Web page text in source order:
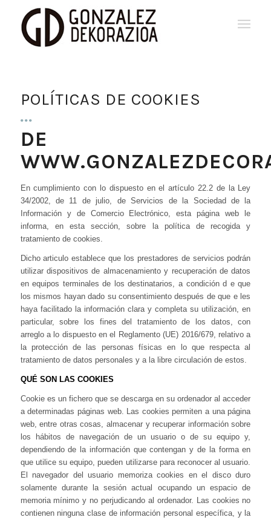
POLÍTICAS DE COOKIES
DE
En cumplimiento con lo dispuesto en el artículo 22.2 de la Ley
34/2002, de 11 de julio, de Servicios de la Sociedad de la
Información y de Comercio Electrónico, esta página web le
informa, en esta sección, sobre la política de recogida y
tratamiento de cookies.
Dicho articulo establece que los prestadores de servicios podrán
utilizar dispositivos de almacenamiento y recuperación de datos
en equipos terminales de los destinatarios, a condición d e que
los mismos hayan dado su consentimiento después de que e les
haya facilitado la información clara y completa su utilización, en
particular, sobre los fines del tratamiento de los datos, con
arreglo a lo dispuesto en el Reglamento (UE) 2016/679, relativo a
la protección de las personas físicas en lo que respecta al
tratamiento de datos personales y a la libre circulación de estos.
QUÉ SON LAS COOKIES
Cookie es un fichero que se descarga en su ordenador al acceder
a determinadas páginas web. Las cookies permiten a una página
web, entre otras cosas, almacenar y recuperar información sobre
los hábitos de navegación de un usuario o de su equipo y,
dependiendo de la información que contengan y de la forma en
que utilice su equipo, pueden utilizarse para reconocer al usuario.
El navegador del usuario memoriza cookies en el disco duro
solamente durante la sesión actual ocupando un espacio de
memoria mínimo y no perjudicando al ordenador. Las cookies no
contienen ninguna clase de información personal específica, y la